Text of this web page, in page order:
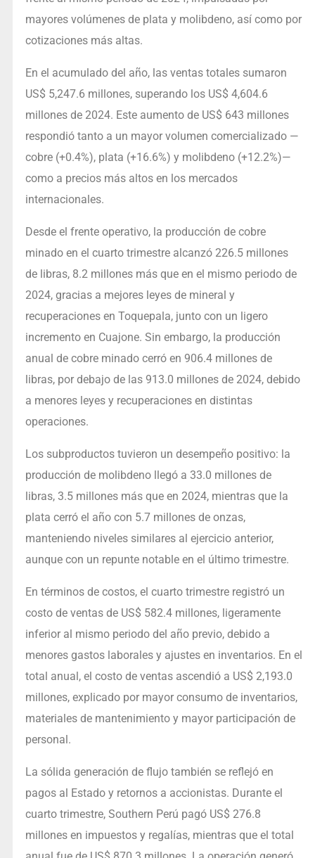
mayores volúmenes de plata y molibdeno, así como por
cotizaciones más altas.
En el acumulado del año, las ventas totales sumaron
US$ 5,247.6 millones, superando los US$ 4,604.6
millones de 2024. Este aumento de US$ 643 millones
respondió tanto a un mayor volumen comercializado —
cobre (+0.4%), plata (+16.6%) y molibdeno (+12.2%)—
como a precios más altos en los mercados
internacionales.
Desde el frente operativo, la producción de cobre
minado en el cuarto trimestre alcanzó 226.5 millones
de libras, 8.2 millones más que en el mismo periodo de
2024, gracias a mejores leyes de mineral y
recuperaciones en Toquepala, junto con un ligero
incremento en Cuajone. Sin embargo, la producción
anual de cobre minado cerró en 906.4 millones de
libras, por debajo de las 913.0 millones de 2024, debido
a menores leyes y recuperaciones en distintas
operaciones.
Los subproductos tuvieron un desempeño positivo: la
producción de molibdeno llegó a 33.0 millones de
libras, 3.5 millones más que en 2024, mientras que la
plata cerró el año con 5.7 millones de onzas,
manteniendo niveles similares al ejercicio anterior,
aunque con un repunte notable en el último trimestre.
En términos de costos, el cuarto trimestre registró un
costo de ventas de US$ 582.4 millones, ligeramente
inferior al mismo periodo del año previo, debido a
menores gastos laborales y ajustes en inventarios. En el
total anual, el costo de ventas ascendió a US$ 2,193.0
millones, explicado por mayor consumo de inventarios,
materiales de mantenimiento y mayor participación de
personal.
La sólida generación de flujo también se reflejó en
pagos al Estado y retornos a accionistas. Durante el
cuarto trimestre, Southern Perú pagó US$ 276.8
millones en impuestos y regalías, mientras que el total